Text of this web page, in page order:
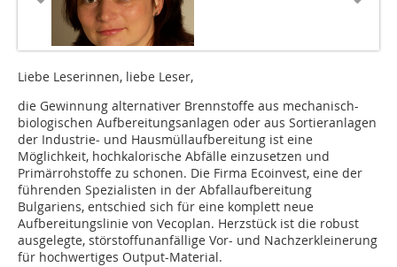
Liebe Leserinnen, liebe Leser,
die Gewinnung alternativer Brennstoffe aus mechanisch-
biologischen Aufbereitungsanlagen oder aus Sortieranlagen
der Industrie- und Hausmüllaufbereitung ist eine
Möglichkeit, hochkalorische Abfälle einzusetzen und
Primärrohstoffe zu schonen. Die Firma Ecoinvest, eine der
führenden Spezialisten in der Abfallaufbereitung
Bulgariens, entschied sich für eine komplett neue
Aufbereitungslinie von Vecoplan. Herzstück ist die robust
ausgelegte, störstoffunanfällige Vor- und Nachzerkleinerung
für hochwertiges Output-Material.